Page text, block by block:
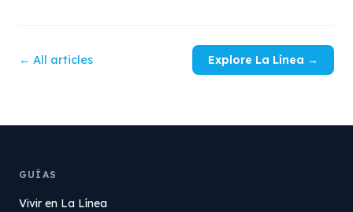
← All articles Explore La Línea →
GUÍAS
Vivir en La Línea